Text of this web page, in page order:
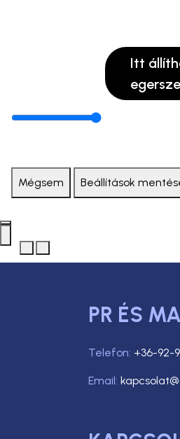
Itt
Mégsem Beállítások
PR ÉS
Telefon: +36-92-
Email: